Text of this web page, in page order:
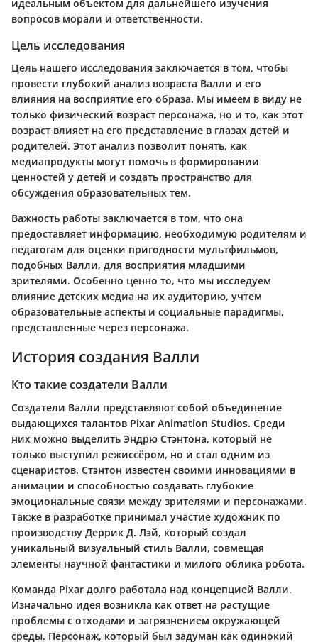
идеальным объектом для дальнейшего изучения
вопросов морали и ответственности.
Цель исследования
Цель нашего исследования заключается в том, чтобы
провести глубокий анализ возраста Валли и его
влияния на восприятие его образа. Мы имеем в виду не
только физический возраст персонажа, но и то, как этот
возраст влияет на его представление в глазах детей и
родителей. Этот анализ позволит понять, как
медиапродукты могут помочь в формировании
ценностей у детей и создать пространство для
обсуждения образовательных тем.
Важность работы заключается в том, что она
предоставляет информацию, необходимую родителям и
педагогам для оценки пригодности мультфильмов,
подобных Валли, для восприятия младшими
зрителями. Особенно ценно то, что мы исследуем
влияние детских медиа на их аудиторию, учтем
образовательные аспекты и социальные парадигмы,
представленные через персонажа.
История создания Валли
Кто такие создатели Валли
Создатели Валли представляют собой объединение
выдающихся талантов Pixar Animation Studios. Среди
них можно выделить Эндрю Стэнтона, который не
только выступил режиссёром, но и стал одним из
сценаристов. Стэнтон известен своими инновациями в
анимации и способностью создавать глубокие
эмоциональные связи между зрителями и персонажами.
Также в разработке принимал участие художник по
производству Деррик Д. Лэй, который создал
уникальный визуальный стиль Валли, совмещая
элементы научной фантастики и милого облика робота.
Команда Pixar долго работала над концепцией Валли.
Изначально идея возникла как ответ на растущие
проблемы с отходами и загрязнением окружающей
среды. Персонаж, который был задуман как одинокий